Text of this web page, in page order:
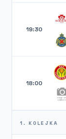
19:30
18:00
1. KOLEJKA